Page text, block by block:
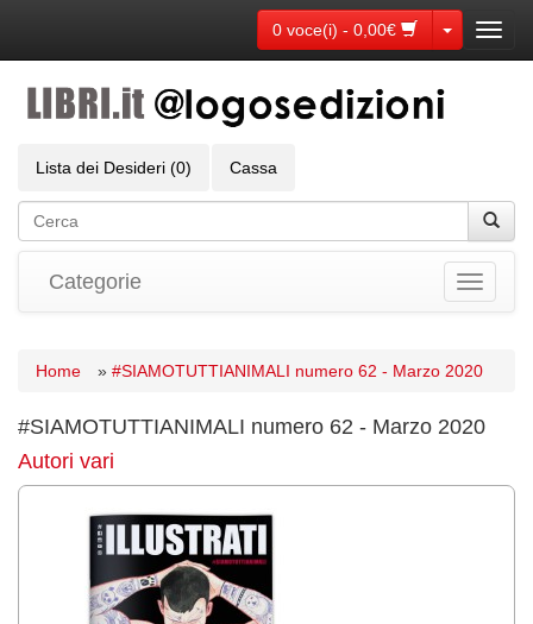
0 voce(i) - 0,00€ Toggle
Lista dei Desideri (0) Cassa
Toggle
Categorie
Home » #SIAMOTUTTIANIMALI numero 62 - Marzo 2020
#SIAMOTUTTIANIMALI numero 62 - Marzo 2020
Autori vari